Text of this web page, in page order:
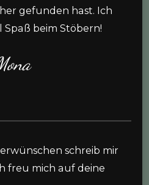
gefunden hast. Ich
Spaß beim Stöbern!
schreib mir
freu mich auf deine